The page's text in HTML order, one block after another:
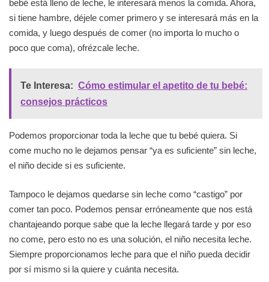
bebé está lleno de leche, le interesará menos la comida. Ahora,
si tiene hambre, déjele comer primero y se interesará más en la
comida, y luego después de comer (no importa lo mucho o
poco que coma), ofrézcale leche.
Te Interesa: Cómo estimular el apetito de tu bebé:
consejos prácticos
Podemos proporcionar toda la leche que tu bebé quiera. Si
come mucho no le dejamos pensar “ya es suficiente” sin leche,
el niño decide si es suficiente.
Tampoco le dejamos quedarse sin leche como “castigo” por
comer tan poco. Podemos pensar erróneamente que nos está
chantajeando porque sabe que la leche llegará tarde y por eso
no come, pero esto no es una solución, el niño necesita leche.
Siempre proporcionamos leche para que el niño pueda decidir
por sí mismo si la quiere y cuánta necesita.